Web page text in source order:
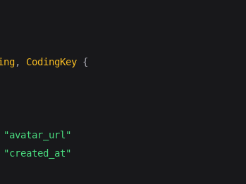
, CodingKey {
"avatar_url"
"created_at"